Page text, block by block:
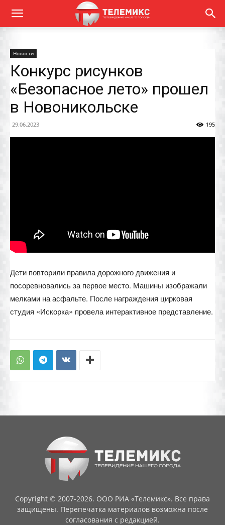
Новости
Конкурс рисунков
«Безопасное лето» прошел
в Новоникольске
29.06.2023 195
Дети повторили правила дорожного движения и
посоревновались за первое место. Машины изображали
мелками на асфальте. После награждения цирковая
студия «Искорка» провела интерактивное представление.
Copyright © 2007-2026. ООО РИА «Телемикс». Все права
защищены. Перепечатка материалов возможна после
согласования с редакцией.